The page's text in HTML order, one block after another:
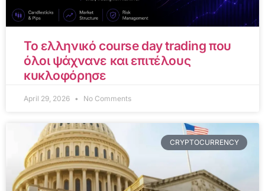
Το ελληνικό course day trading που
όλοι ψάχνανε και επιτέλους
κυκλοφόρησε
April 29, 2026 No Comments
CRYPTOCURRENCY